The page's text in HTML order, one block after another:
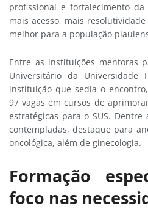
profissional e fortalecimento
mais acesso, mais
melhor para a população
Entre as instituições mentoras
Universitário da Universidade
instituição que sedia o
97 vagas em cursos de
estratégicas para o SUS.
contempladas, destaque para
oncológica, além de ginecologia.
Formação
foco nas